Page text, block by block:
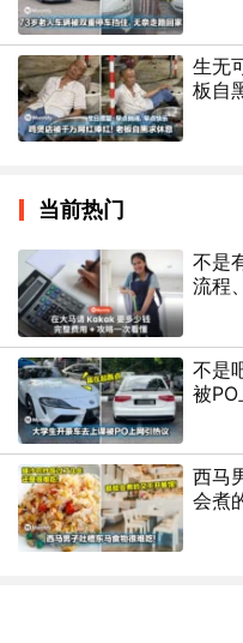
生无
板自
当前热门
不是
流程
不是
被PO
西马
会煮